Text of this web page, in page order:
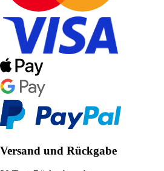
Versand und Rückgabe